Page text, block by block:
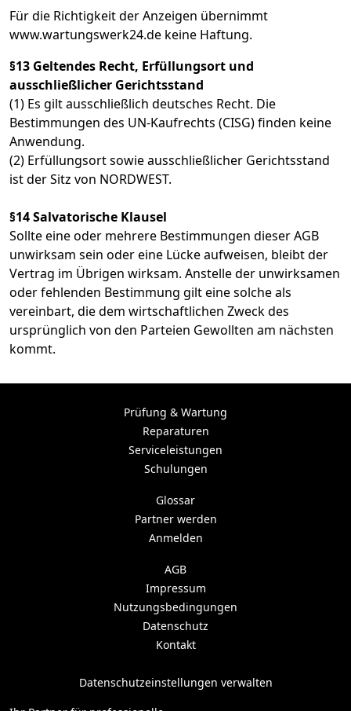
Für die Richtigkeit der Anzeigen übernimmt
www.wartungswerk24.de keine Haftung.
§13 Geltendes Recht, Erfüllungsort und
ausschließlicher Gerichtsstand
(1) Es gilt ausschließlich deutsches Recht. Die
Bestimmungen des UN-Kaufrechts (CISG) finden keine
Anwendung.
(2) Erfüllungsort sowie ausschließlicher Gerichtsstand
ist der Sitz von NORDWEST.
§14 Salvatorische Klausel
Sollte eine oder mehrere Bestimmungen dieser AGB
unwirksam sein oder eine Lücke aufweisen, bleibt der
Vertrag im Übrigen wirksam. Anstelle der unwirksamen
oder fehlenden Bestimmung gilt eine solche als
vereinbart, die dem wirtschaftlichen Zweck des
ursprünglich von den Parteien Gewollten am nächsten
kommt.
Prüfung & Wartung
Reparaturen
Serviceleistungen
Schulungen
Glossar
Partner werden
Anmelden
AGB
Impressum
Nutzungsbedingungen
Datenschutz
Kontakt
Datenschutzeinstellungen verwalten